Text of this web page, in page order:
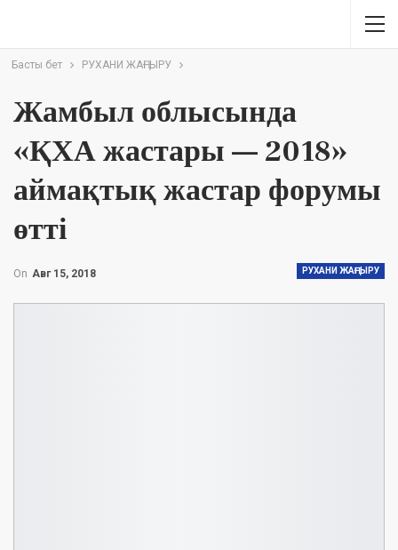
Басты бет РУХАНИ ЖАҢҒЫРУ
Жамбыл облысында
«ҚХА жастары — 2018»
аймақтық жастар форумы
өтті
РУХАНИ ЖАҢҒЫРУ
On Авг 15, 2018